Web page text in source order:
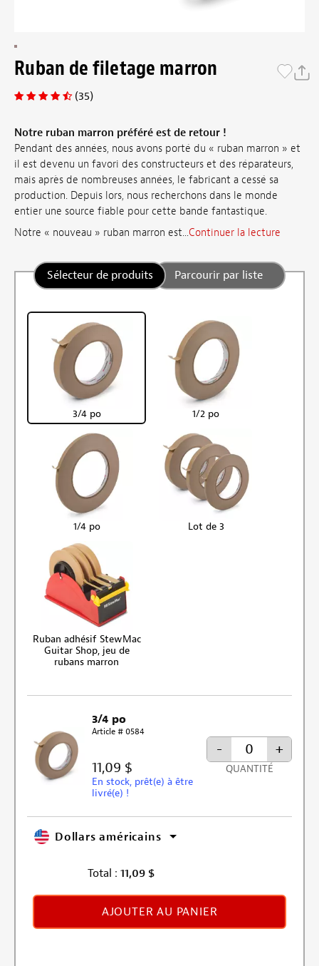
Ruban de filetage marron
(35)
Notre ruban marron préféré est de retour !
Pendant des années, nous avons porté du « ruban marron » et
il est devenu un favori des constructeurs et des réparateurs,
mais après de nombreuses années, le fabricant a cessé sa
production. Depuis lors, nous recherchons dans le monde
entier une source fiable pour cette bande fantastique.
Notre « nouveau » ruban marron est...Continuer la lecture
Sélecteur de produits Parcourir par liste
3/4 po 1/2 po
1/4 po Lot de 3
Ruban adhésif StewMac
Guitar Shop, jeu de
rubans marron
3/4 po
Article # 0584
11,09 $
En stock, prêt(e) à être
livré(e) !
- +
QUANTITÉ
Dollars américains
Total : 11,09 $
AJOUTER AU PANIER